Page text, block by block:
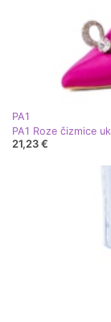
PA1
PA1 Roze čizmice
21,23 €